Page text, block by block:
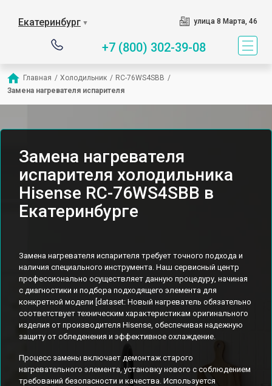
Екатеринбург ▼ улица 8 Марта, 46
+7 (800) 302-39-08
Главная / Холодильник / RC-76WS4SBB /
Замена нагревателя испарителя
Замена нагревателя
испарителя холодильника
Hisense RC-76WS4SBB в
Екатеринбурге
Замена нагревателя испарителя требует точного подхода и
наличия специального инструмента. Наш сервисный центр
профессионально осуществляет данную процедуру, начиная
с диагностики и подбора подходящего элемента для
конкретной модели [dataset: Новый нагреватель обязательно
соответствует техническим характеристикам оригинального
изделия от производителя Hisense, обеспечивая надежную
защиту от обледенения и эффективное охлаждение.
Процесс замены включает демонтаж старого
нагревательного элемента, установку нового с соблюдением
требований безопасности и качества. Используется